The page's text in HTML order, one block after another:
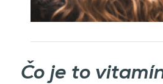
Čo je to